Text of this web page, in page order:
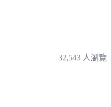
32,543 人瀏覽